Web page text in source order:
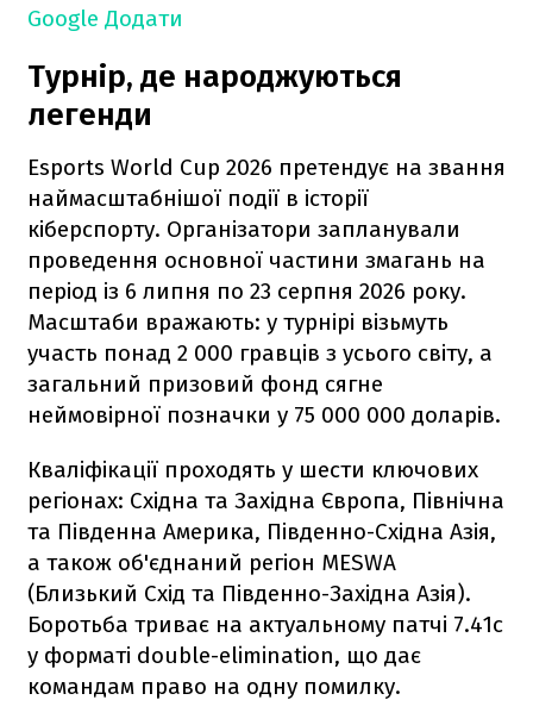
Google Додати
Турнір, де народжуються
легенди
Esports World Cup 2026 претендує на звання
наймасштабнішої події в історії
кіберспорту. Організатори запланували
проведення основної частини змагань на
період із 6 липня по 23 серпня 2026 року.
Масштаби вражають: у турнірі візьмуть
участь понад 2 000 гравців з усього світу, а
загальний призовий фонд сягне
неймовірної позначки у 75 000 000 доларів.
Кваліфікації проходять у шести ключових
регіонах: Східна та Західна Європа, Північна
та Південна Америка, Південно-Східна Азія,
а також об'єднаний регіон MESWA
(Близький Схід та Південно-Західна Азія).
Боротьба триває на актуальному патчі 7.41c
у форматі double-elimination, що дає
командам право на одну помилку.